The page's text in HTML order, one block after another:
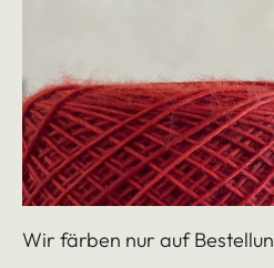
Wir färben nur auf